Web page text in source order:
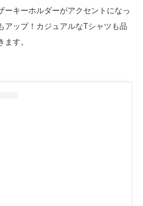
ーキーホルダーがアクセントになっ
アップ！カジュアルなTシャツも品
ます。